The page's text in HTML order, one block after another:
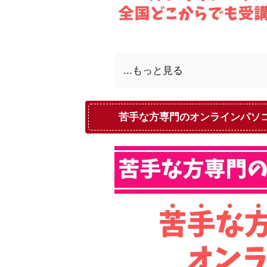
...もっと見る
苦手な方専門のオンラインパソ